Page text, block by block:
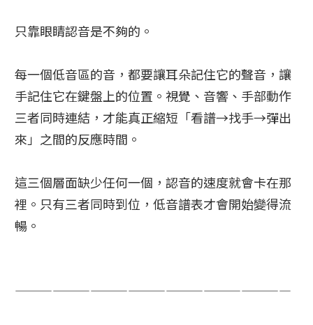
只靠眼睛認音是不夠的。
每一個低音區的音，都要讓耳朵記住它的聲音，讓
手記住它在鍵盤上的位置。視覺、音響、手部動作
三者同時連結，才能真正縮短「看譜→找手→彈出
來」之間的反應時間。
這三個層面缺少任何一個，認音的速度就會卡在那
裡。只有三者同時到位，低音譜表才會開始變得流
暢。
——————————————————————